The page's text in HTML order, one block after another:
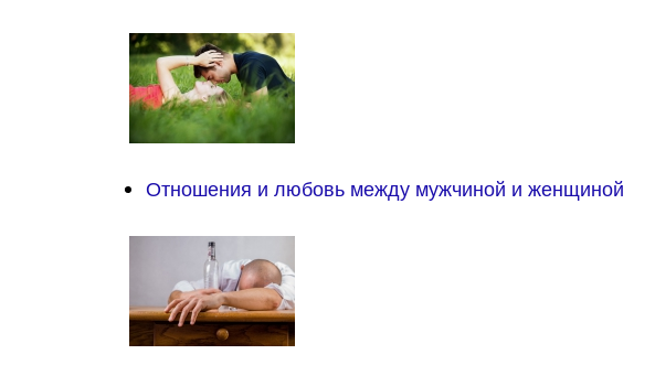
Отношения и любовь между мужчиной и женщиной